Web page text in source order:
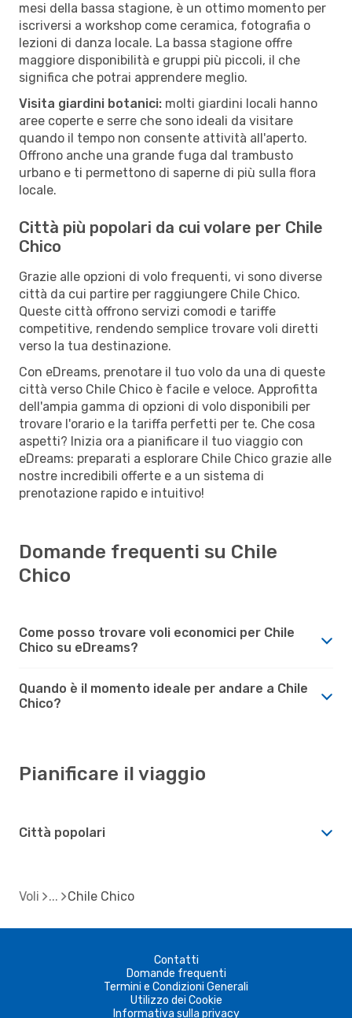
mesi della bassa stagione, è un ottimo momento per
iscriversi a workshop come ceramica, fotografia o
lezioni di danza locale. La bassa stagione offre
maggiore disponibilità e gruppi più piccoli, il che
significa che potrai apprendere meglio.
Visita giardini botanici: molti giardini locali hanno
aree coperte e serre che sono ideali da visitare
quando il tempo non consente attività all'aperto.
Offrono anche una grande fuga dal trambusto
urbano e ti permettono di saperne di più sulla flora
locale.
Città più popolari da cui volare per Chile
Chico
Grazie alle opzioni di volo frequenti, vi sono diverse
città da cui partire per raggiungere Chile Chico.
Queste città offrono servizi comodi e tariffe
competitive, rendendo semplice trovare voli diretti
verso la tua destinazione.
Con eDreams, prenotare il tuo volo da una di queste
città verso Chile Chico è facile e veloce. Approfitta
dell'ampia gamma di opzioni di volo disponibili per
trovare l'orario e la tariffa perfetti per te. Che cosa
aspetti? Inizia ora a pianificare il tuo viaggio con
eDreams: preparati a esplorare Chile Chico grazie alle
nostre incredibili offerte e a un sistema di
prenotazione rapido e intuitivo!
Domande frequenti su Chile
Chico
Come posso trovare voli economici per Chile
Chico su eDreams?
Quando è il momento ideale per andare a Chile
Chico?
Pianificare il viaggio
Città popolari
Voli Chile Chico
Contatti
Domande frequenti
Termini e Condizioni Generali
Utilizzo dei Cookie
Informativa sulla privacy